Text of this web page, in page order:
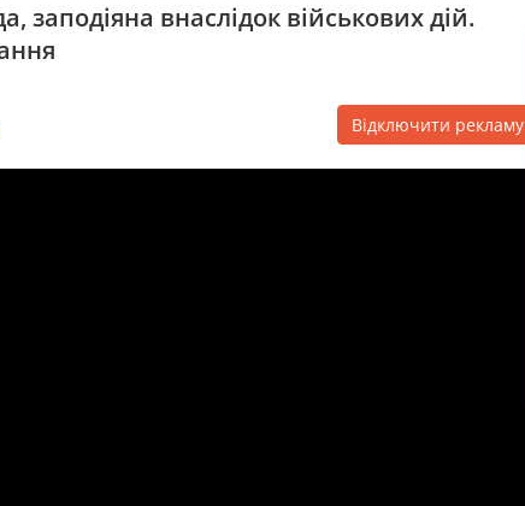
внаслідок військових дій.
Відключити рекламу